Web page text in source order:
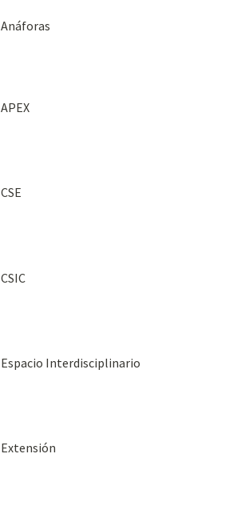
Anáforas
APEX
CSE
CSIC
Espacio Interdisciplinario
Extensión